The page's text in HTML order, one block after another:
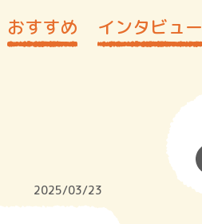
おすすめ インタビュー
2025/03/23